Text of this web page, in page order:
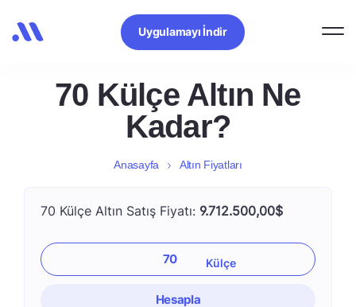
Uygulamayı İndir
70 Külçe Altın Ne
Kadar?
Anasayfa Altın Fiyatları
70 Külçe Altın Satış Fiyatı: 9.712.500,00$
Hesapla